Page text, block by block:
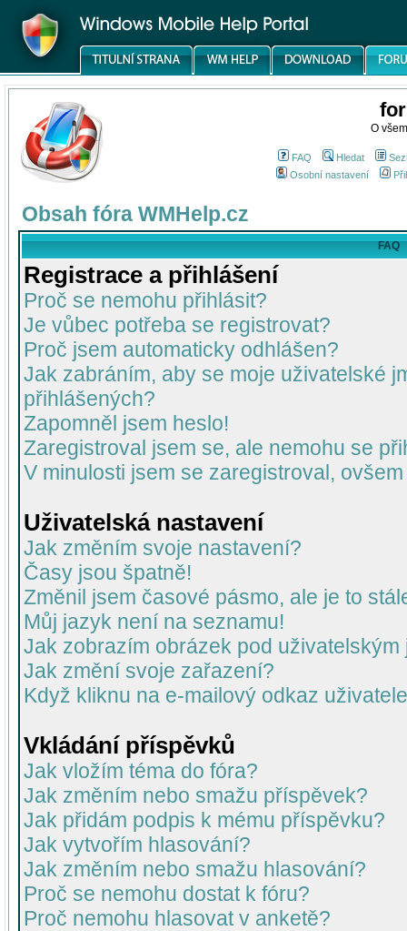
O
FAQ Hledat
Osobní nastavení
Obsah fóra WMHelp.cz
FAQ
Registrace a přihlášení
Proč se nemohu přihlásit?
Je vůbec potřeba se registrovat?
Proč jsem automaticky odhlášen?
Jak zabráním, aby se moje uživatelské
přihlášených?
Zapomněl jsem heslo!
Zaregistroval jsem se, ale nemohu se
V minulosti jsem se zaregistroval,
Uživatelská nastavení
Jak změním svoje nastavení?
Časy jsou špatně!
Změnil jsem časové pásmo, ale je to
Můj jazyk není na seznamu!
Jak zobrazím obrázek pod uživatelským
Jak změní svoje zařazení?
Když kliknu na e-mailový odkaz
Vkládání příspěvků
Jak vložím téma do fóra?
Jak změním nebo smažu příspěvek?
Jak přidám podpis k mému příspěvku?
Jak vytvořím hlasování?
Jak změním nebo smažu hlasování?
Proč se nemohu dostat k fóru?
Proč nemohu hlasovat v anketě?